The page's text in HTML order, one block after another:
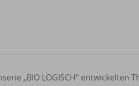
„BIO LOGISCH“ entwickelten